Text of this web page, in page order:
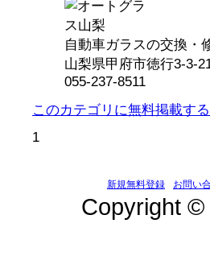
自動車ガラスの交換・
山梨県甲府市徳行3-3-
055-237-8511
このカテゴリに無料掲載す
1
新規無料登録 お問い
Copyright